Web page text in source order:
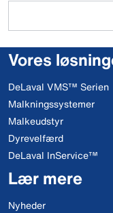
Vores
DeLaval VMS™ Serien
Malkningssystemer
Malkeudstyr
Dyrevelfærd
DeLaval InService™
Lær mere
Nyheder